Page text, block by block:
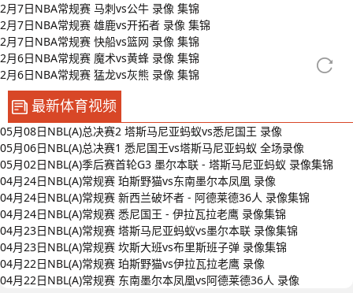
2月7日NBA常规赛 马刺vs公牛 录像 集锦
2月7日NBA常规赛 雄鹿vs开拓者 录像 集锦
2月7日NBA常规赛 快船vs篮网 录像 集锦
2月6日NBA常规赛 魔术vs黄蜂 录像 集锦
2月6日NBA常规赛 猛龙vs灰熊 录像 集锦
最新体育视频
05月08日NBL(A)总决赛2 塔斯马尼亚蚂蚁vs悉尼国王 录像
05月06日NBL(A)总决赛1 悉尼国王vs塔斯马尼亚蚂蚁 全场录像
05月02日NBL(A)季后赛首轮G3 墨尔本联 - 塔斯马尼亚蚂蚁 录像集锦
04月24日NBL(A)常规赛 珀斯野猫vs东南墨尔本凤凰 录像
04月24日NBL(A)常规赛 新西兰破坏者 - 阿德莱德36人 录像集锦
04月24日NBL(A)常规赛 悉尼国王 - 伊拉瓦拉老鹰 录像集锦
04月23日NBL(A)常规赛 塔斯马尼亚蚂蚁vs墨尔本联 录像集锦
04月23日NBL(A)常规赛 坎斯大班vs布里斯班子弹 录像集锦
04月22日NBL(A)常规赛 珀斯野猫vs伊拉瓦拉老鹰 录像
04月22日NBL(A)常规赛 东南墨尔本凤凰vs阿德莱德36人 录像